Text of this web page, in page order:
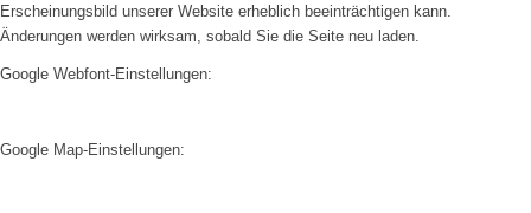
Erscheinungsbild unserer Website erheblich beeinträchtigen kann.
Änderungen werden wirksam, sobald Sie die Seite neu laden.
Google Webfont-Einstellungen:
Google Map-Einstellungen: